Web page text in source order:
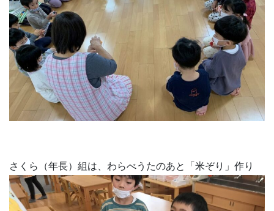
さくら（年長）組は、わらべうたのあと「米ぞり」作り